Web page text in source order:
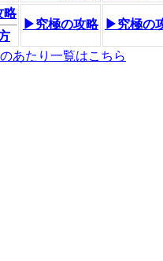
略
▶究極の攻略 ▶究極の
あたり一覧はこちら